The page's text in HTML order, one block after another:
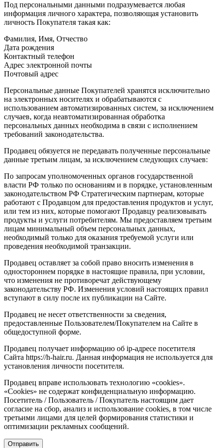
Под персональными данными подразумевается любая
информация личного характера, позволяющая установить
личность Покупателя такая как:
Фамилия, Имя, Отчество
Дата рождения
Контактный телефон
Адрес электронной почты
Почтовый адрес
Персональные данные Покупателей хранятся исключительно
на электронных носителях и обрабатываются с
использованием автоматизированных систем, за исключением
случаев, когда неавтоматизированная обработка
персональных данных необходима в связи с исполнением
требований законодательства.
Продавец обязуется не передавать полученные персональные
данные третьим лицам, за исключением следующих случаев:
По запросам уполномоченных органов государственной
власти РФ только по основаниям и в порядке, установленным
законодательством РФ Стратегическим партнерам, которые
работают с Продавцом для предоставления продуктов и услуг,
или тем из них, которые помогают Продавцу реализовывать
продукты и услуги потребителям. Мы предоставляем третьим
лицам минимальный объем персональных данных,
необходимый только для оказания требуемой услуги или
проведения необходимой транзакции.
Продавец оставляет за собой право вносить изменения в
одностороннем порядке в настоящие правила, при условии,
что изменения не противоречат действующему
законодательству РФ. Изменения условий настоящих правил
вступают в силу после их публикации на Сайте.
Продавец не несет ответственности за сведения,
предоставленные Пользователем/Покупателем на Сайте в
общедоступной форме.
Продавец получает информацию об ip-адресе посетителя
Сайта https://h-hair.ru. Данная информация не используется для
установления личности посетителя.
Продавец вправе использовать технологию «cookies».
«Cookies» не содержат конфиденциальную информацию.
Посетитель / Пользователь / Покупатель настоящим дает
согласие на сбор, анализ и использование cookies, в том числе
третьими лицами для целей формирования статистики и
оптимизации рекламных сообщений.
Отправить